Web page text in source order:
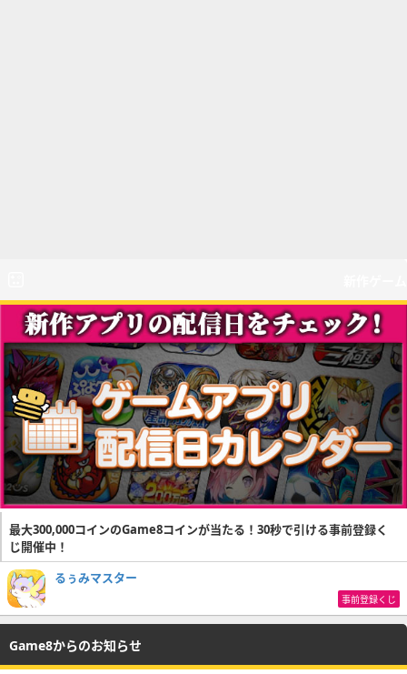
最大300,000コインのGame8コインが当たる！30秒で引ける事前登録く
じ開催中！
るぅみマスター
事前登録くじ
Game8からのお知らせ